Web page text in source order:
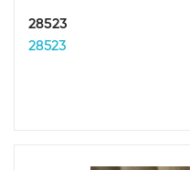
28523
28523